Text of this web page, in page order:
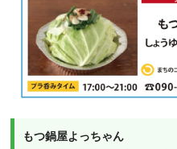
もつ鍋屋よっちゃん